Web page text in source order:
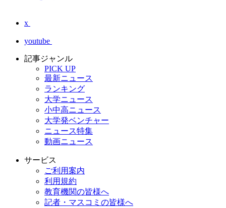
x
youtube
記事ジャンル
PICK UP
最新ニュース
ランキング
大学ニュース
小中高ニュース
大学発ベンチャー
ニュース特集
動画ニュース
サービス
ご利用案内
利用規約
教育機関の皆様へ
記者・マスコミの皆様へ